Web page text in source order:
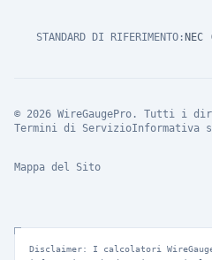
STANDARD DI RIFERIMENTO: NEC
© 2026 WireGaugePro. Tutti i
Termini di ServizioInformativa
Mappa del Sito
Disclaimer: I calcolatori